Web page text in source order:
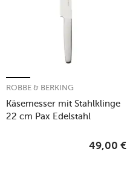
Käsemesser mit Stahlklinge
22 cm Pax Edelstahl
ROBBE & BERKING
49,00 €